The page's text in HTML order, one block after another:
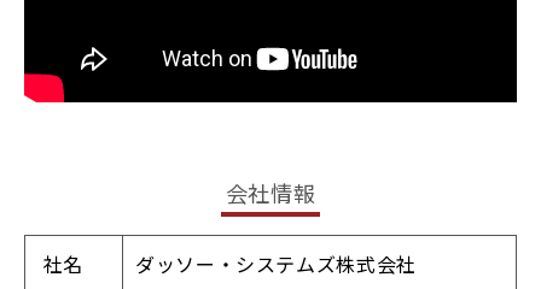
会社情報
社名
ダッソー・システムズ株式会社